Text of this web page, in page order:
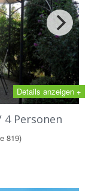
Details anzeigen +
Personen
819)